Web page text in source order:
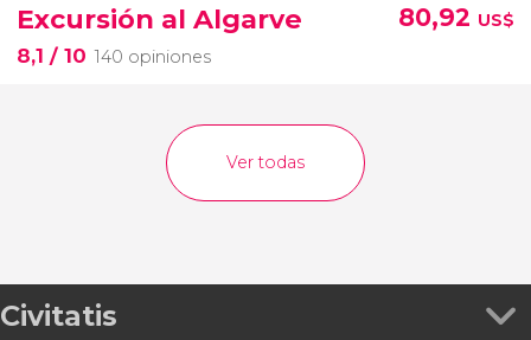
Excursión al Algarve
8,1 / 10 140 opiniones
80,92 US$
Ver todas
Civitatis